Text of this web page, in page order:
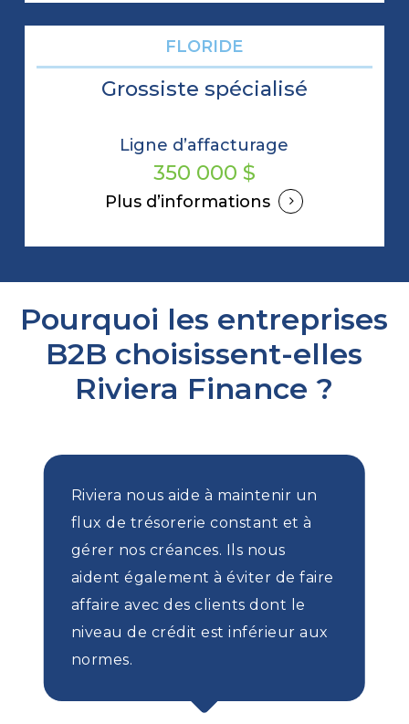
FLORIDE
Grossiste spécialisé
Ligne d’affacturage
350 000 $
Plus d’informations
Pourquoi les entreprises
B2B choisissent-elles
Riviera Finance ?
Riviera nous aide à maintenir un
flux de trésorerie constant et à
gérer nos créances. Ils nous
aident également à éviter de faire
affaire avec des clients dont le
niveau de crédit est inférieur aux
normes.